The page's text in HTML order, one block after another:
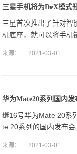
三星手机将为DeX模式
三星首次推出了针对智
机底座，就可以将手机
来源： 2021-03-01
华为Mate20系列国内
继16号华为Mate 20系
te 20系列的国内发布会
来源： 2021-03-01